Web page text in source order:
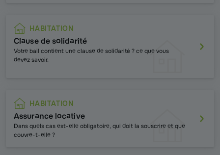
HABITATION
Clause de solidarité
Votre bail contient une clause de solidarité ? ce que vous
devez savoir.
HABITATION
Assurance locative
Dans quels cas est-elle obligatoire, qui doit la souscrire et que
couvre-t-elle ?